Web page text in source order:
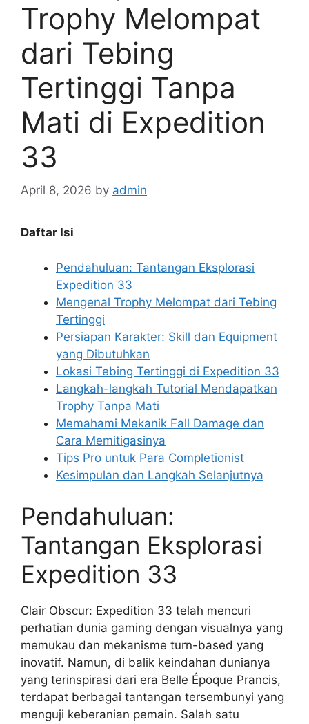
Trophy Melompat
dari Tebing
Tertinggi Tanpa
Mati di Expedition
33
April 8, 2026 by admin
Daftar Isi
Pendahuluan: Tantangan Eksplorasi
Expedition 33
Mengenal Trophy Melompat dari Tebing
Tertinggi
Persiapan Karakter: Skill dan Equipment
yang Dibutuhkan
Lokasi Tebing Tertinggi di Expedition 33
Langkah-langkah Tutorial Mendapatkan
Trophy Tanpa Mati
Memahami Mekanik Fall Damage dan
Cara Memitigasinya
Tips Pro untuk Para Completionist
Kesimpulan dan Langkah Selanjutnya
Pendahuluan:
Tantangan Eksplorasi
Expedition 33
Clair Obscur: Expedition 33 telah mencuri
perhatian dunia gaming dengan visualnya yang
memukau dan mekanisme turn-based yang
inovatif. Namun, di balik keindahan dunianya
yang terinspirasi dari era Belle Époque Prancis,
terdapat berbagai tantangan tersembunyi yang
menguji keberanian pemain. Salah satu